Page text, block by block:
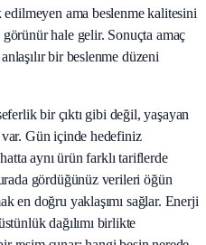
ama beslenme kalitesini
hale gelir. Sonuçta amaç
bir beslenme düzeni
bir çıktı gibi değil, yaşayan
Gün içinde hedefiniz
aynı ürün farklı tariflerde
gördüğünüz verileri öğün
en doğru yaklaşımı sağlar. Enerji
dağılımı birlikte